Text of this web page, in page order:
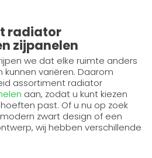
radiator
zijpanelen
we dat elke ruimte anders
kunnen variëren. Daarom
assortiment radiator
aan, zodat u kunt kiezen
past. Of u nu op zoek
zwart design of een
wij hebben verschillende